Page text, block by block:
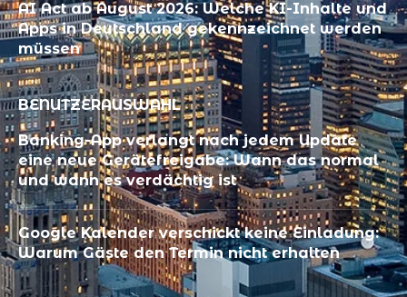
AI Act ab August 2026: Welche KI-Inhalte und
Apps in Deutschland gekennzeichnet werden
müssen
BENUTZERAUSWAHL
Banking-App verlangt nach jedem Update
eine neue Gerätefreigabe: Wann das normal
und wann es verdächtig ist
Google Kalender verschickt keine Einladung:
Warum Gäste den Termin nicht erhalten